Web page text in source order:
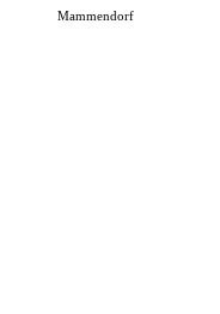
Mammendorf